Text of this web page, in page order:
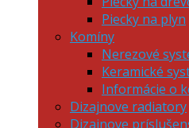
Piecky na plyn
Komíny
Nerezové
Keramické
Informácie o
Dizajnove radiatory
Dizajnove